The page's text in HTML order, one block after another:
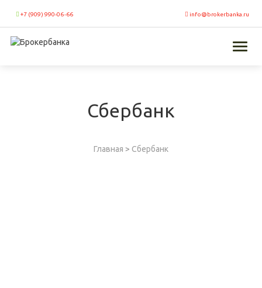
+7 (909) 990-06-66 info@brokerbanka.ru
Сбербанк
Главная > Сбербанк